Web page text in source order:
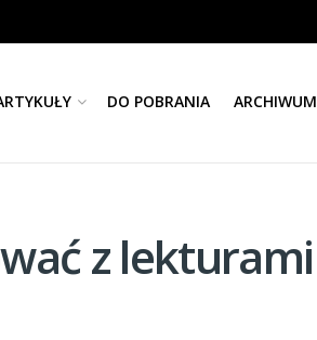
DO POBRANIA ARCHIWUM
z lekturami